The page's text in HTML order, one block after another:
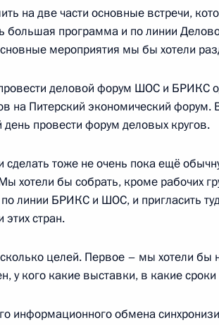
по итогам российско-индийских
Нью-Дели
переговоров в расширенном
Нью-Дели
среда
по итогам российско-
на две части основные встречи,
большая программа и по линии
мероприятия мы бы хотели
деловой форум ШОС и БРИКС
на Питерский экономический
провести форум деловых кругов.
тоже не очень пока ещё
хотели бы собрать, кроме рабочих
линии БРИКС и ШОС, и пригласить
стран.
целей. Первое – мы хотели бы
кого какие выставки, в какие сроки
информационного обмена